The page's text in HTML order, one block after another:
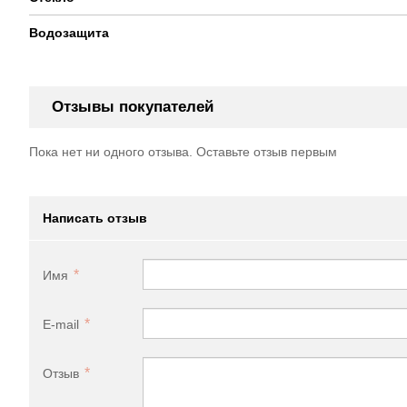
Водозащита
Отзывы покупателей
Пока нет ни одного отзыва. Оставьте отзыв первым
Написать отзыв
Имя
E-mail
Отзыв